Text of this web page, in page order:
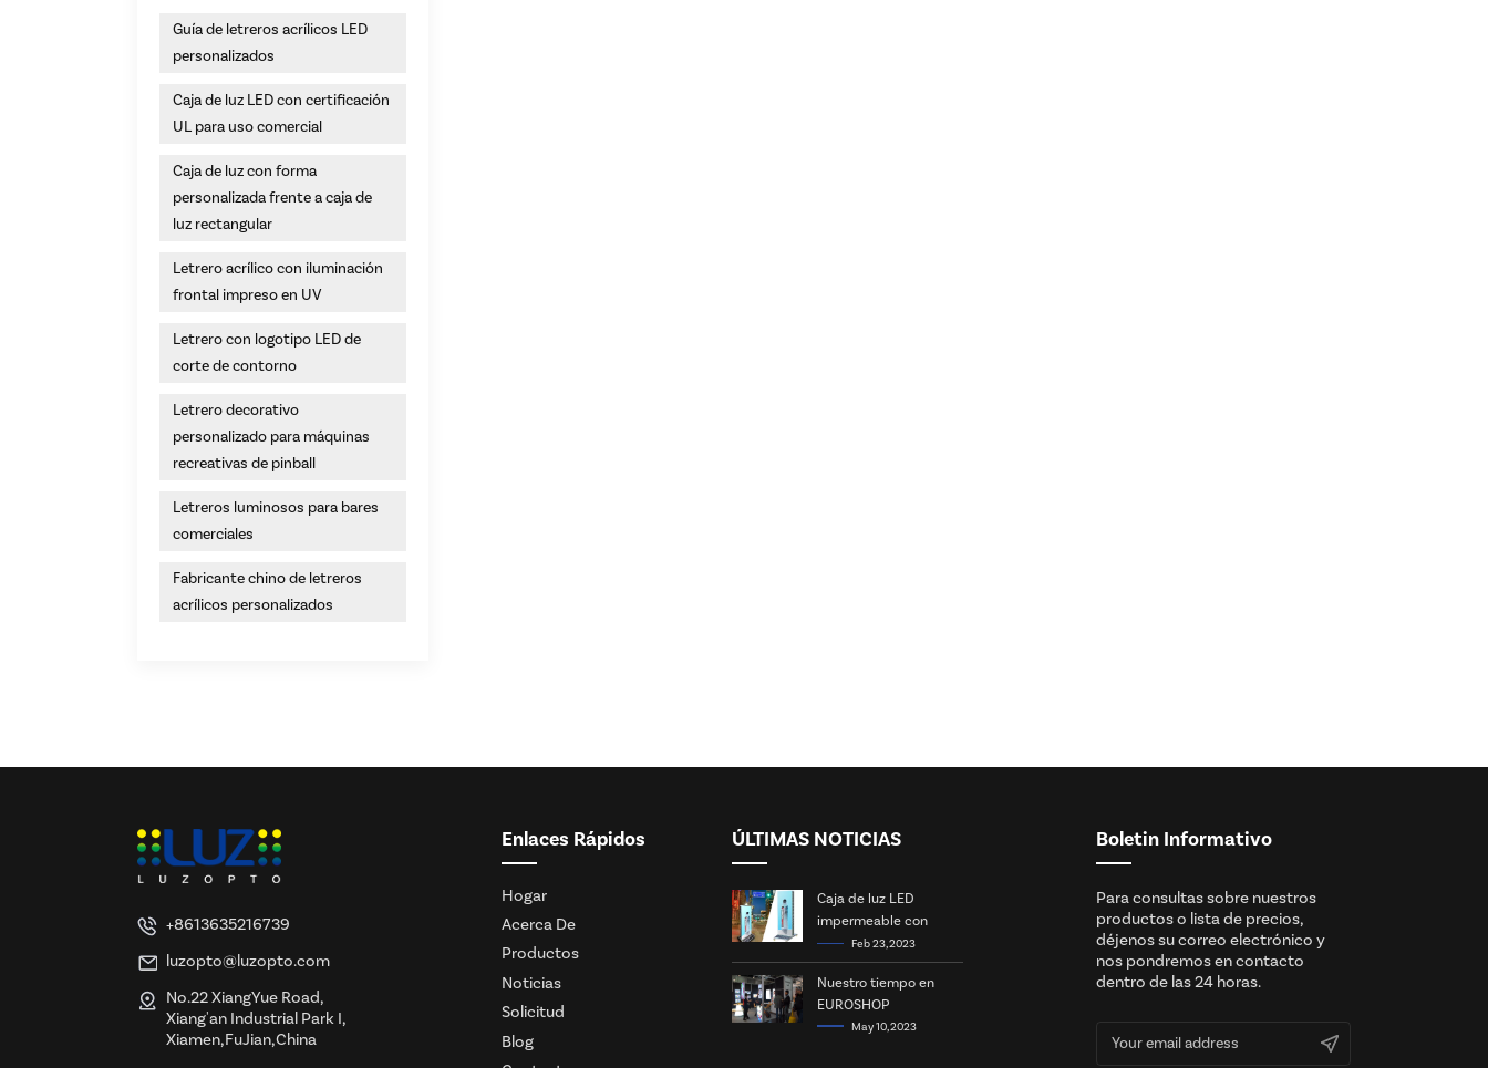
Guía de letreros acrílicos LED
personalizados
Caja de luz LED con certificación
UL para uso comercial
Caja de luz con forma
personalizada frente a caja de
luz rectangular
Letrero acrílico con iluminación
frontal impreso en UV
Letrero con logotipo LED de
corte de contorno
Letrero decorativo
personalizado para máquinas
recreativas de pinball
Letreros luminosos para bares
comerciales
Fabricante chino de letreros
acrílicos personalizados
+8613635216739
luzopto@luzopto.com
No.22 XiangYue Road,
Xiang'an Industrial Park I,
Xiamen,FuJian,China
Enlaces Rápidos
Hogar
Acerca De
Productos
Noticias
Solicitud
Blog
ÚLTIMAS NOTICIAS
Caja de luz LED
impermeable con
energía solar
Feb 23, 2023
Nuestro tiempo en
EUROSHOP
May 10, 2023
Boletin Informativo
Para consultas sobre nuestros
productos o lista de precios,
déjenos su correo electrónico y
nos pondremos en contacto
dentro de las 24 horas.